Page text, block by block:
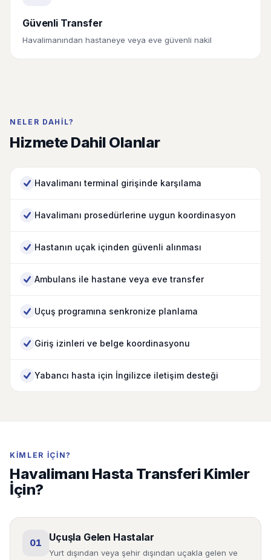
Güvenli Transfer
Havalimanından hastaneye veya eve güvenli nakil
NELER DAHIL?
Hizmete Dahil Olanlar
Havalimanı terminal girişinde karşılama
Havalimanı prosedürlerine uygun koordinasyon
Hastanın uçak içinden güvenli alınması
Ambulans ile hastane veya eve transfer
Uçuş programına senkronize planlama
Giriş izinleri ve belge koordinasyonu
Yabancı hasta için İngilizce iletişim desteği
KIMLER IÇIN?
Havalimanı Hasta Transferi Kimler
İçin?
01 Uçuşla Gelen Hastalar
Yurt dışından veya şehir dışından uçakla gelen ve